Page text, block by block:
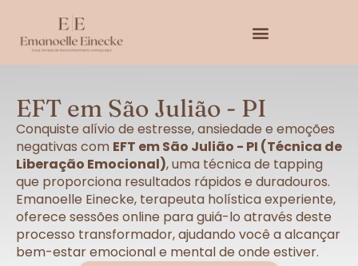
EFT em São Julião - PI
Conquiste alívio de estresse, ansiedade e emoções
negativas com EFT em São Julião - PI (Técnica de
Liberação Emocional), uma técnica de tapping
que proporciona resultados rápidos e duradouros.
Emanoelle Einecke, terapeuta holística experiente,
oferece sessões online para guiá-lo através deste
processo transformador, ajudando você a alcançar
bem-estar emocional e mental de onde estiver.